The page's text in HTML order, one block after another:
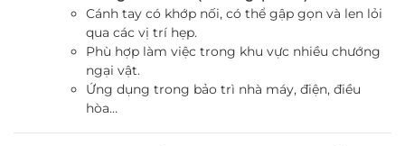
Cánh tay có khớp nối, có thể gập gọn và len lỏi
qua các vị trí hẹp.
Phù hợp làm việc trong khu vực nhiều chướng
ngại vật.
Ứng dụng trong bảo trì nhà máy, điện, điều
hòa…